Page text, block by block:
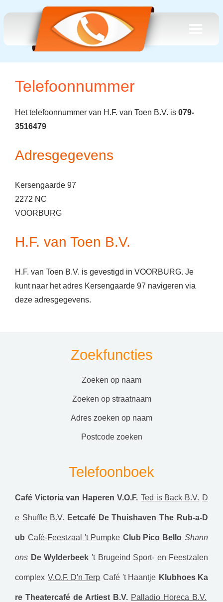
Telefoonnummer
Het telefoonnummer van H.F. van Toen B.V. is 079-
3516479
Adresgegevens
Kersengaarde 97
2272 NC
VOORBURG
H.F. van Toen B.V.
H.F. van Toen B.V. is gevestigd in VOORBURG. Je
kunt naar het adres Kersengaarde 97 navigeren via
deze adresgegevens.
Zoekfuncties
zoeken op naam
zoeken op straatnaam
adres zoeken op naam
postcode zoeken
Telefoonboek
Café Victoria van Haperen V.O.F. Ted is Back B.V. D
e Shuffle B.V. Eetcafé De Thuishaven The Rub-a-D
ub Café-Feestzaal 't Pumpke Club Pico Bello Shann
ons De Wylderbeek 't Brugeind Sport- en Feestzalen
complex V.O.F. D'n Terp Café 't Haantje Klubhoes Ka
re Theatercafé de Artiest B.V. Palladio Horeca B.V.